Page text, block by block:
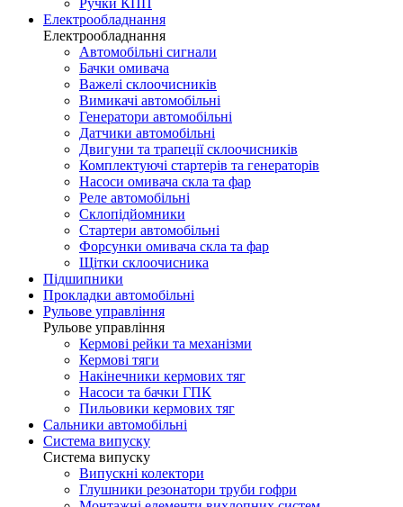
Ручки КПП
Електрообладнання
Електрообладнання
Автомобільні сигнали
Бачки омивача
Важелі склоочисників
Вимикачі автомобільні
Генератори автомобільні
Датчики автомобільні
Двигуни та трапеції склоочисників
Комплектуючі стартерів та генераторів
Насоси омивача скла та фар
Реле автомобільні
Склопідйомники
Стартери автомобільні
Форсунки омивача скла та фар
Щітки склоочисника
Підшипники
Прокладки автомобільні
Рульове управління
Рульове управління
Кермові рейки та механізми
Кермові тяги
Накінечники кермових тяг
Насоси та бачки ГПК
Пильовики кермових тяг
Сальники автомобільні
Система випуску
Система випуску
Випускні колектори
Глушники резонатори труби гофри